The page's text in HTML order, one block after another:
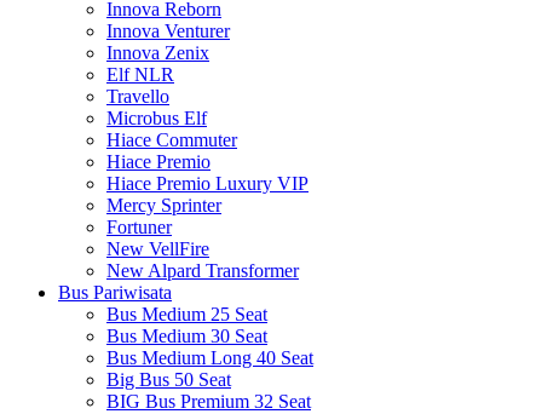
Innova Reborn
Innova Venturer
Innova Zenix
Elf NLR
Travello
Microbus Elf
Hiace Commuter
Hiace Premio
Hiace Premio Luxury VIP
Mercy Sprinter
Fortuner
New VellFire
New Alpard Transformer
Bus Pariwisata
Bus Medium 25 Seat
Bus Medium 30 Seat
Bus Medium Long 40 Seat
Big Bus 50 Seat
BIG Bus Premium 32 Seat